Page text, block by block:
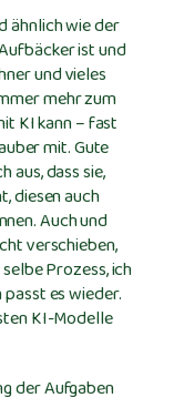
ähnlich wie der
ist und
und vieles
mehr zum
KI kann – fast
mit. Gute
aus, dass sie,
diesen auch
Auch und
verschieben,
Prozess, ich
es wieder.
KI-Modelle
der Aufgaben